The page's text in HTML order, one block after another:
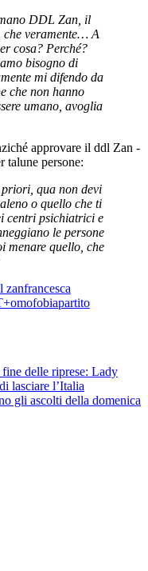
DDL Zan, il
che veramente… A
cosa? Perché?
bisogno di
mi difendo da
che non hanno
umano, avoglia
approvare il ddl Zan -
talune persone:
qua non devi
o quello che ti
centri psichiatrici e
le persone
menare quello, che
zanfrancesca
omofobiapartito
delle riprese: Lady
lasciare l’Italia
gli ascolti della domenica